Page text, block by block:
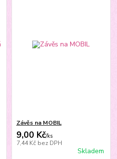
Závěs na MOBIL
9,00 Kč/ks
7,44 Kč bez DPH
Skladem